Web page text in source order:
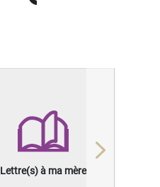
Lettre(s) à ma mère
Next